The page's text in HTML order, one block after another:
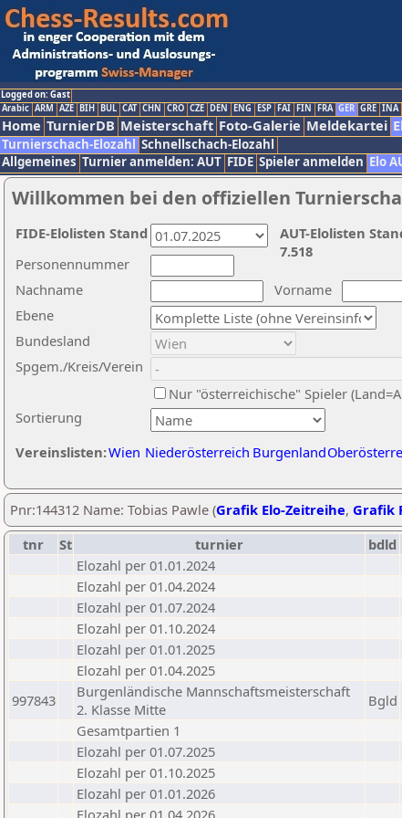
Logged on: Gast
Arabic ARM AZE BIH BUL CAT CHN CRO CZE DEN ENG ESP FAI FIN FRA GER GRE INA
Home TurnierDB Meisterschaft Foto-Galerie Meldekartei
Turnierschach-Elozahl Schnellschach-Elozahl
Allgemeines Turnier anmelden: AUT FIDE Spieler anmelden Elo
Willkommen bei den offiziellen
Nachname
Vorname
Ebene
Sortierung
Personennummer
Bundesland
Spgem./Kreis/Verein
Nur "österreichische" Spieler
Vereinslisten:Wien Niederösterreich Burgenland
AUT-Elolisten
7.518
FIDE-Elolisten Stand
Pnr:144312 Name: Tobias Pawle (Grafik Elo-Zeitreihe, Grafik
tnr
St turnier bdld
Elozahl per 01.01.2024
Elozahl per 01.04.2024
Elozahl per 01.07.2024
Elozahl per 01.10.2024
Elozahl per 01.01.2025
Elozahl per 01.04.2025
997843
Burgenländische Mannschaftsmeisterschaft
2. Klasse Mitte
Bgld
Gesamtpartien 1
Elozahl per 01.07.2025
Elozahl per 01.10.2025
Elozahl per 01.01.2026
Elozahl per 01.04.2026